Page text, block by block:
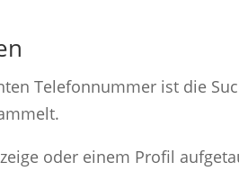
Telefonnummer ist die
oder einem Profil